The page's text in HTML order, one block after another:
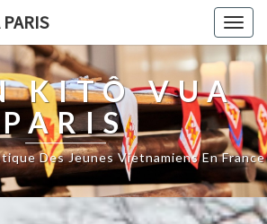
KITÔ VUA
PARIS
Des Jeunes Vietnamiens En France